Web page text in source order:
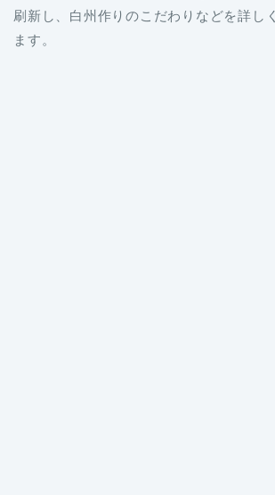
刷新し、白州作りのこだわりなどを詳し
ます。